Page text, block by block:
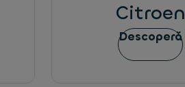
Citroen
Descoperă